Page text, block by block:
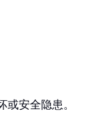
安全隐患。